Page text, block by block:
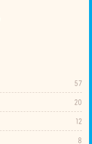
57
20
12
8